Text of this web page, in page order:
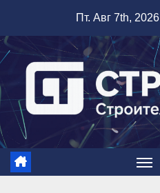
содержимому
Пт. Авг 7th, 2026